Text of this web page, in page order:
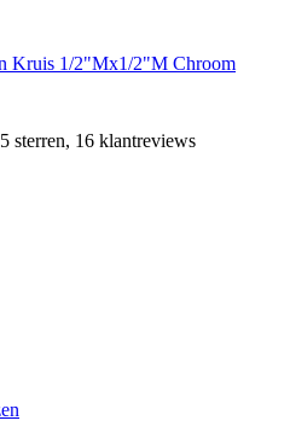
Kruis 1/2"Mx1/2"M Chroom
sterren, 16 klantreviews